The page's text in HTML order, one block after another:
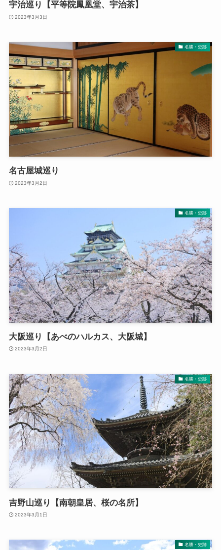
宇治巡り【平等院鳳凰堂、宇治茶】
2023年3月3日
名勝・史跡
名古屋城巡り
2023年3月2日
名勝・史跡
大阪巡り【あべのハルカス、大阪城】
2023年3月2日
名勝・史跡
吉野山巡り【南朝皇居、桜の名所】
2023年3月1日
名勝・史跡